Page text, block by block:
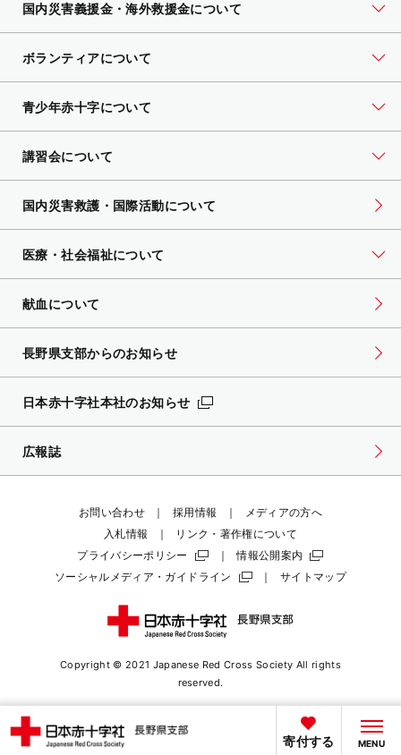
寄付する MENU
国内災害義援金・海外救援金について
ボランティアについて
青少年赤十字について
講習会について
国内災害救護・国際活動について
医療・社会福祉について
献血について
長野県支部からのお知らせ
日本赤十字社本社のお知らせ
広報誌
お問い合わせ 採用情報
メディアの方へ
入札情報
リンク・著作権について
プライバシーポリシー
情報公開案内
ソーシャルメディア・ガイドライン
サイトマップ
Copyright © 2021 Japanese Red Cross Society All rights
reserved.